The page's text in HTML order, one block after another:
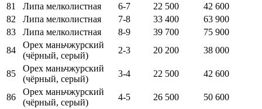
81
Липа мелколистная 6-7 22 500
42 600
82
Липа мелколистная 7-8 33 400
63 900
83
Липа мелколистная 8-9 39 700
75 900
84
Орех маньчжурский
(чёрный, серый)
2-3 20 200 38 000
85
Орех маньчжурский
(чёрный, серый)
3-4 22 500 42 600
86
Орех маньчжурский
(чёрный, серый)
4-5 26 500 50 600